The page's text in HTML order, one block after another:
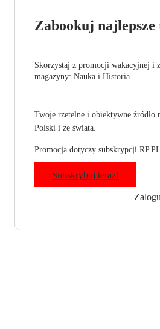
Zabookuj
Skorzystaj z promocji wakacyjnej i
magazyny: Nauka i Historia.
Twoje rzetelne i obiektywne
Polski i ze świata.
Promocja dotyczy subskrypcji
Subskrybuj teraz!